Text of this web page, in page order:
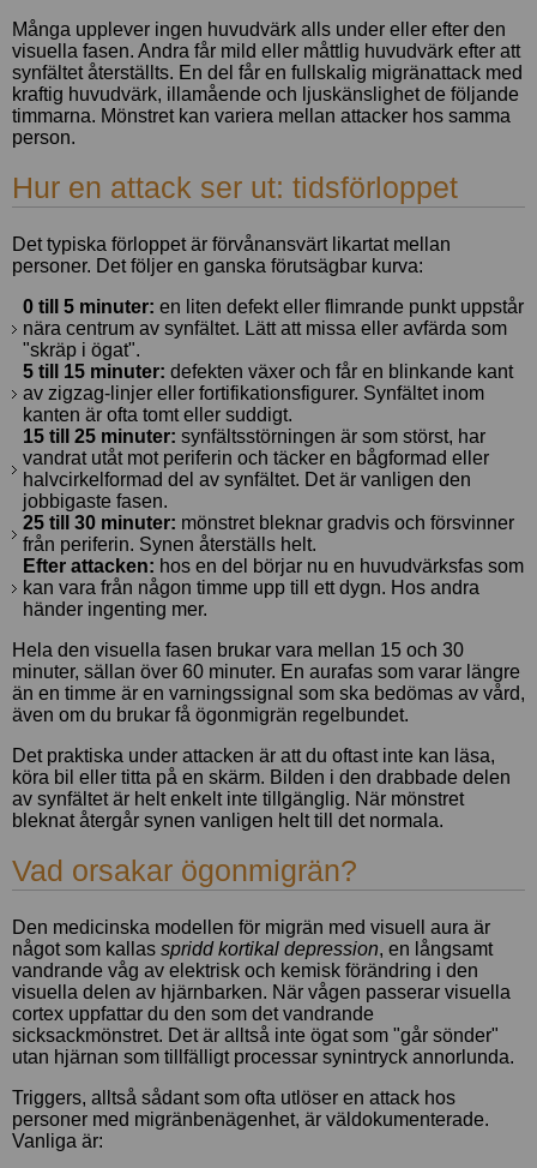
Många upplever ingen huvudvärk alls under eller efter den
visuella fasen. Andra får mild eller måttlig huvudvärk efter att
synfältet återställts. En del får en fullskalig migränattack med
kraftig huvudvärk, illamående och ljuskänslighet de följande
timmarna. Mönstret kan variera mellan attacker hos samma
person.
Hur en attack ser ut: tidsförloppet
Det typiska förloppet är förvånansvärt likartat mellan
personer. Det följer en ganska förutsägbar kurva:
0 till 5 minuter: en liten defekt eller flimrande punkt uppstår
nära centrum av synfältet. Lätt att missa eller avfärda som
"skräp i ögat".
5 till 15 minuter: defekten växer och får en blinkande kant
av zigzag-linjer eller fortifikationsfigurer. Synfältet inom
kanten är ofta tomt eller suddigt.
15 till 25 minuter: synfältsstörningen är som störst, har
vandrat utåt mot periferin och täcker en bågformad eller
halvcirkelformad del av synfältet. Det är vanligen den
jobbigaste fasen.
25 till 30 minuter: mönstret bleknar gradvis och försvinner
från periferin. Synen återställs helt.
Efter attacken: hos en del börjar nu en huvudvärksfas som
kan vara från någon timme upp till ett dygn. Hos andra
händer ingenting mer.
Hela den visuella fasen brukar vara mellan 15 och 30
minuter, sällan över 60 minuter. En aurafas som varar längre
än en timme är en varningssignal som ska bedömas av vård,
även om du brukar få ögonmigrän regelbundet.
Det praktiska under attacken är att du oftast inte kan läsa,
köra bil eller titta på en skärm. Bilden i den drabbade delen
av synfältet är helt enkelt inte tillgänglig. När mönstret
bleknat återgår synen vanligen helt till det normala.
Vad orsakar ögonmigrän?
Den medicinska modellen för migrän med visuell aura är
något som kallas spridd kortikal depression, en långsamt
vandrande våg av elektrisk och kemisk förändring i den
visuella delen av hjärnbarken. När vågen passerar visuella
cortex uppfattar du den som det vandrande
sicksackmönstret. Det är alltså inte ögat som "går sönder"
utan hjärnan som tillfälligt processar synintryck annorlunda.
Triggers, alltså sådant som ofta utlöser en attack hos
personer med migränbenägenhet, är väldokumenterade.
Vanliga är: